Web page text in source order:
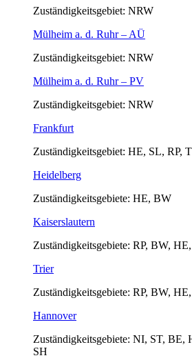
Zuständigkeitsgebiet: NRW
Mülheim a. d. Ruhr – AÜ
Zuständigkeitsgebiet: NRW
Mülheim a. d. Ruhr – PV
Zuständigkeitsgebiet: NRW
Frankfurt
Zuständigkeitsgebiet: HE, SL, RP,
Heidelberg
Zuständigkeitsgebiete: HE, BW
Kaiserslautern
Zuständigkeitsgebiete: RP, BW,
Trier
Zuständigkeitsgebiete: RP, BW,
Hannover
Zuständigkeitsgebiete: NI, ST,
SH